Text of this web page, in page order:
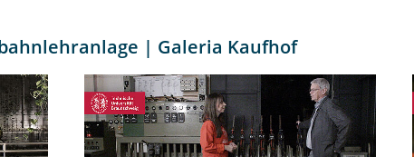
| Galeria Kaufhof